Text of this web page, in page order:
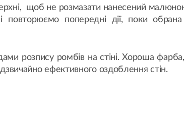
щоб не розмазати нанесений
попередні дії, поки
розпису ромбів на стіні. Хороша
ефективного оздоблення стін.